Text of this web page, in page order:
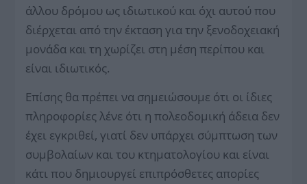
άλλου δρόμου ως ιδιωτικού και όχι αυτού που
διέρχεται από την έκταση για την ξενοδοχειακή
μονάδα και τη χωρίζει στη μέση περίπου και
είναι ιδιωτικός.
Επίσης θα πρέπει να σημειώσουμε ότι οι ίδιες
πληροφορίες λένε ότι η πολεοδομική άδεια δεν
έχει εγκριθεί, γιατί δεν υπάρχει σύμπτωση των
συμβολαίων και του κτηματολογίου και είναι
κάτι που δημιουργεί επιπρόσθετες απορίες